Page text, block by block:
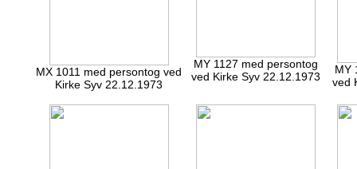
MX 1011 med persontog ved
Kirke Syv 22.12.1973
MY 1127 med persontog
ved Kirke Syv 22.12.1973
MY
ved